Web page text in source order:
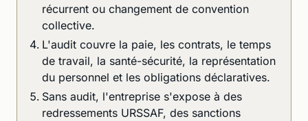
récurrent ou changement de convention
collective.
L'audit couvre la paie, les contrats, le temps
de travail, la santé-sécurité, la représentation
du personnel et les obligations déclaratives.
Sans audit, l'entreprise s'expose à des
redressements URSSAF, des sanctions